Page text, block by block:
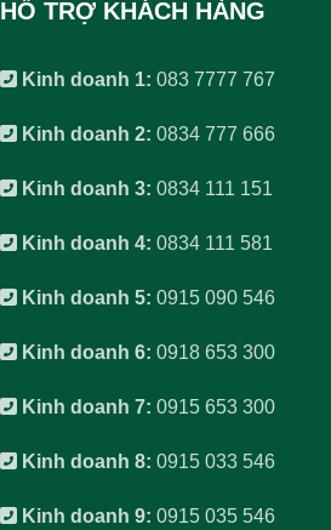
HỖ TRỢ KHÁCH HÀNG
Kinh doanh 1: 083 7777 767
Kinh doanh 2: 0834 777 666
Kinh doanh 3: 0834 111 151
Kinh doanh 4: 0834 111 581
Kinh doanh 5: 0915 090 546
Kinh doanh 6: 0918 653 300
Kinh doanh 7: 0915 653 300
Kinh doanh 8: 0915 033 546
Kinh doanh 9: 0915 035 546